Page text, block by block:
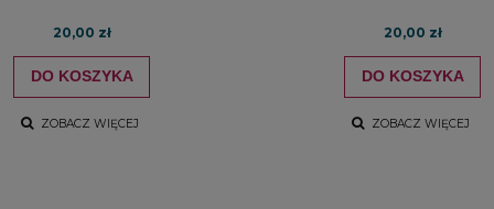
20,00 zł
DO KOSZYKA
ZOBACZ WIĘCEJ
20,00 zł
DO KOSZYKA
ZOBACZ WIĘCEJ